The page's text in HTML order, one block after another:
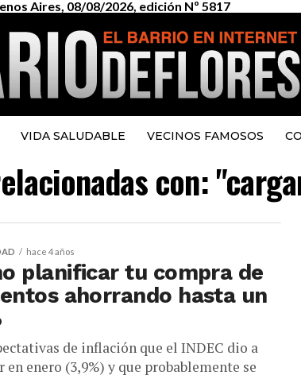
Aires, 08/08/2026, edición Nº 5817
VIDA SALUDABLE VECINOS FAMOSOS
con:
hace 4 años
planificar tu compra de
ahorrando hasta un
de inflación que el INDEC dio a
en enero (3,9%) y que probablemente se